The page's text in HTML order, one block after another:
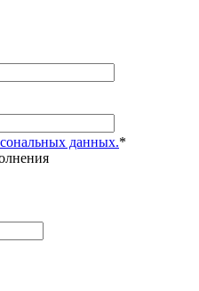
данных.*